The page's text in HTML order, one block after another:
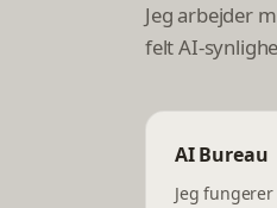
Jeg arbejder
felt AI-
AI Bureau
Jeg